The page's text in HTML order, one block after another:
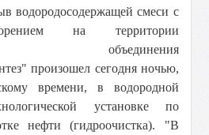
водородосодержащей смеси с
на территории
объединения
произошел сегодня ночью,
времени, в водородной
установке по
нефти (гидроочистка). "В